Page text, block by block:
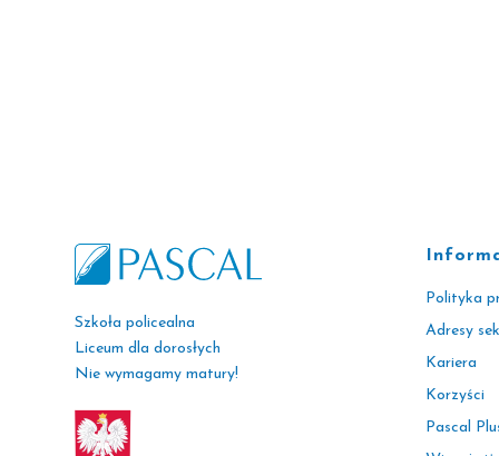
Szkoła policealna
Liceum dla dorosłych
Nie wymagamy matury!
Polityka
Adresy
Kariera
Korzyści
Pascal